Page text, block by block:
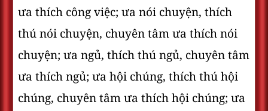
ưa thích công việc; ưa nói chuyện, thích
thú nói chuyện, chuyên tâm ưa thích nói
chuyện; ưa ngủ, thích thú ngủ, chuyên tâm
ưa thích ngủ; ưa hội chúng, thích thú hội
chúng, chuyên tâm ưa thích hội chúng; ưa